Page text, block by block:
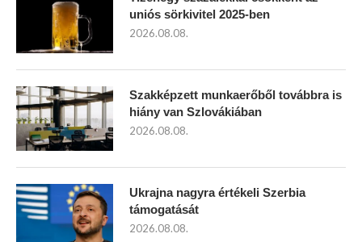
uniós sörkivitel 2025-ben
2026.08.08.
Szakképzett munkaerőből továbbra is
hiány van Szlovákiában
2026.08.08.
Ukrajna nagyra értékeli Szerbia
támogatását
2026.08.08.